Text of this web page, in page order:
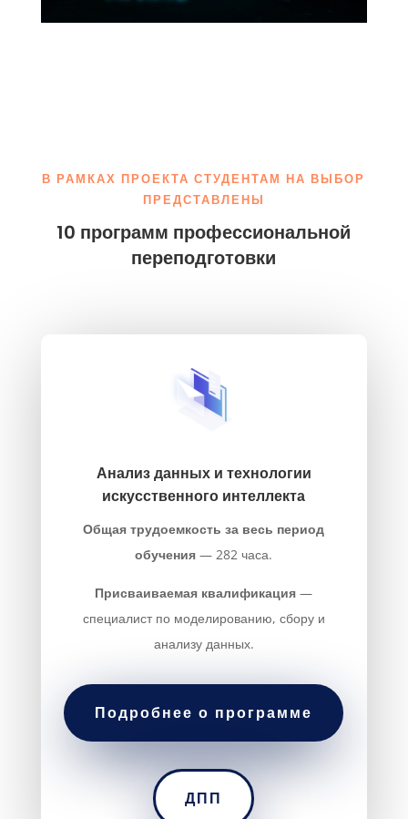
В РАМКАХ ПРОЕКТА СТУДЕНТАМ НА ВЫБОР
ПРЕДСТАВЛЕНЫ
10 программ профессиональной
переподготовки
Анализ данных и технологии
искусственного интеллекта
Общая трудоемкость за весь период
обучения — 282 часа.
Присваиваемая квалификация —
специалист по моделированию, сбору и
анализу данных.
Подробнее о программе
ДПП